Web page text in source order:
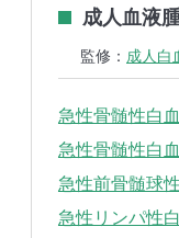
成人血液
監修： 成人白
急性骨髄性白
急性骨髄性白
急性前骨髄球
急性リンパ性